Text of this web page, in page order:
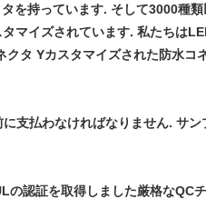
を持っています. そして3000種
マイズされています. 私たちは
タ Yカスタマイズされた防水コ
支払わなければなりません. サ
の認証を取得しました厳格なQC